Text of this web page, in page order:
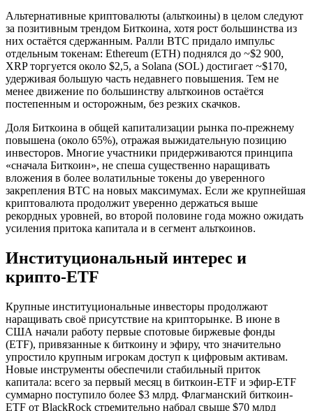
Альтернативные криптовалюты (альткоины) в целом следуют
за позитивным трендом Биткоина, хотя рост большинства из
них остаётся сдержанным. Ралли BTC придало импульс
отдельным токенам: Ethereum (ETH) поднялся до ~$2 900,
XRP торгуется около $2,5, а Solana (SOL) достигает ~$170,
удерживая большую часть недавнего повышения. Тем не
менее движение по большинству альткоинов остаётся
постепенным и осторожным, без резких скачков.
Доля Биткоина в общей капитализации рынка по-прежнему
повышена (около 65%), отражая выжидательную позицию
инвесторов. Многие участники придерживаются принципа
«сначала Биткоин», не спеша существенно наращивать
вложения в более волатильные токены до уверенного
закрепления BTC на новых максимумах. Если же крупнейшая
криптовалюта продолжит уверенно держаться выше
рекордных уровней, во второй половине года можно ожидать
усиления притока капитала и в сегмент альткоинов.
Институциональный интерес и
крипто-ETF
Крупные институциональные инвесторы продолжают
наращивать своё присутствие на крипторынке. В июне в
США начали работу первые спотовые биржевые фонды
(ETF), привязанные к биткоину и эфиру, что значительно
упростило крупным игрокам доступ к цифровым активам.
Новые инструменты обеспечили стабильный приток
капитала: всего за первый месяц в биткоин-ETF и эфир-ETF
суммарно поступило более $3 млрд. Флагманский биткоин-
ETF от BlackRock стремительно набрал свыше $70 млрд